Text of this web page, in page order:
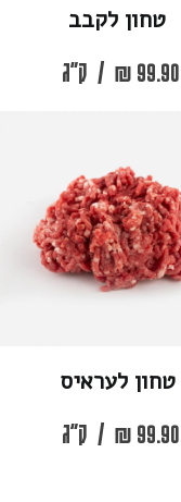
טחון לקבב
₪ 99.90
/ ק"ג
טחון לעראיס
₪ 99.90
/ ק"ג